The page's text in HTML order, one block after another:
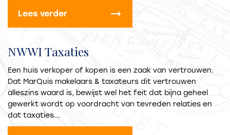
Lees verder
NWWI Taxaties
Een huis verkoper of kopen is een zaak van vertrouwen.
Dat MarQuis makelaars & taxateurs dit vertrouwen
alleszins waard is, bewijst wel het feit dat bijna geheel
gewerkt wordt op voordracht van tevreden relaties en
dat taxaties...